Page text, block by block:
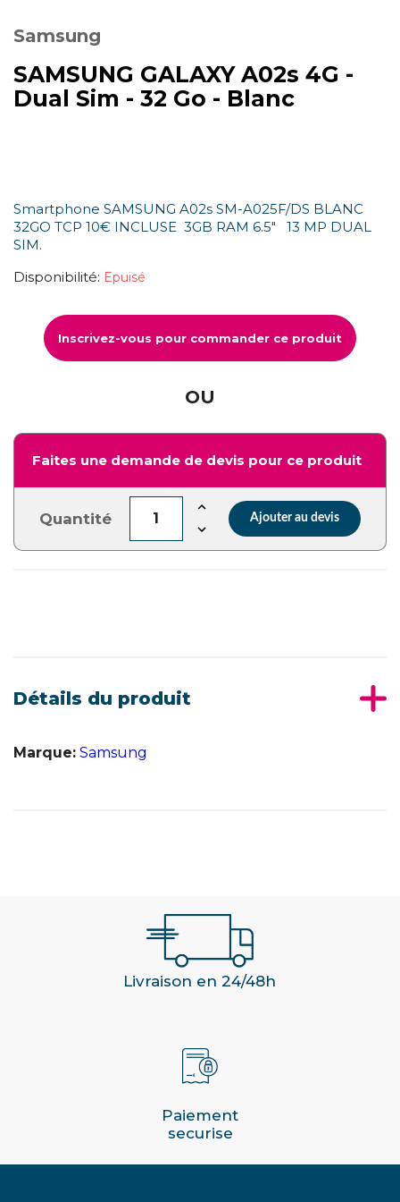
Samsung
SAMSUNG GALAXY A02s 4G -
Dual Sim - 32 Go - Blanc
Smartphone SAMSUNG A02s SM-A025F/DS BLANC
32GO TCP 10€ INCLUSE 3GB RAM 6.5" 13 MP DUAL
SIM.
Disponibilité: Epuisé
Inscrivez-vous pour commander ce produit
OU
Faites une demande de devis pour ce produit
Quantité Ajouter au devis
Détails du produit
Marque: Samsung
Livraison en 24/48h
Paiement
securise